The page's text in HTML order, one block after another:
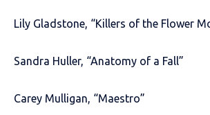
Lily Gladstone, “Killers of the Flower
Sandra Huller, “Anatomy of a Fall”
Carey Mulligan, “Maestro”